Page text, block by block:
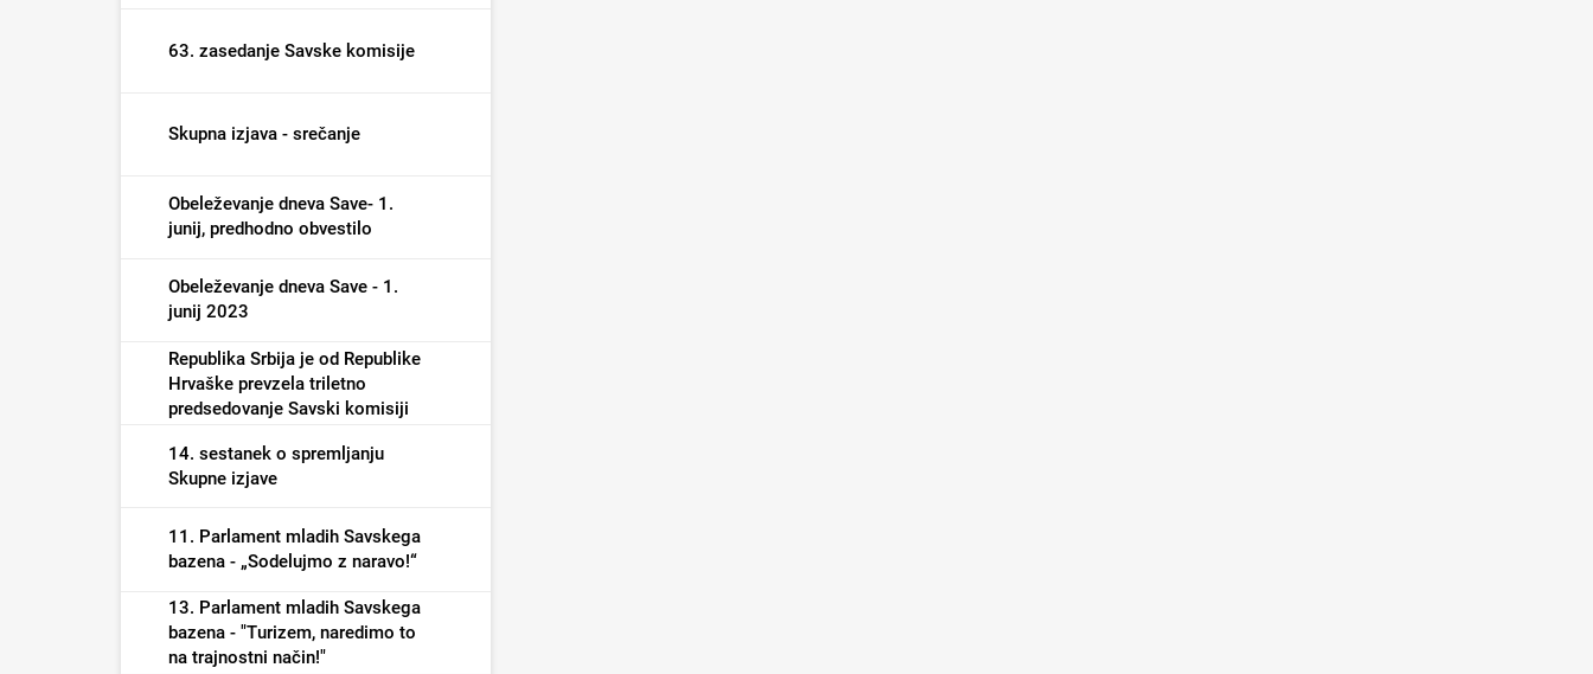
63. zasedanje Savske komisije
Skupna izjava - srečanje
Obeleževanje dneva Save- 1.
junij, predhodno obvestilo
Obeleževanje dneva Save - 1.
junij 2023
Republika Srbija je od Republike
Hrvaške prevzela triletno
predsedovanje Savski komisiji
14. sestanek o spremljanju
Skupne izjave
11. Parlament mladih Savskega
bazena - „Sodelujmo z naravo!“
13. Parlament mladih Savskega
bazena - "Turizem, naredimo to
na trajnostni način!"